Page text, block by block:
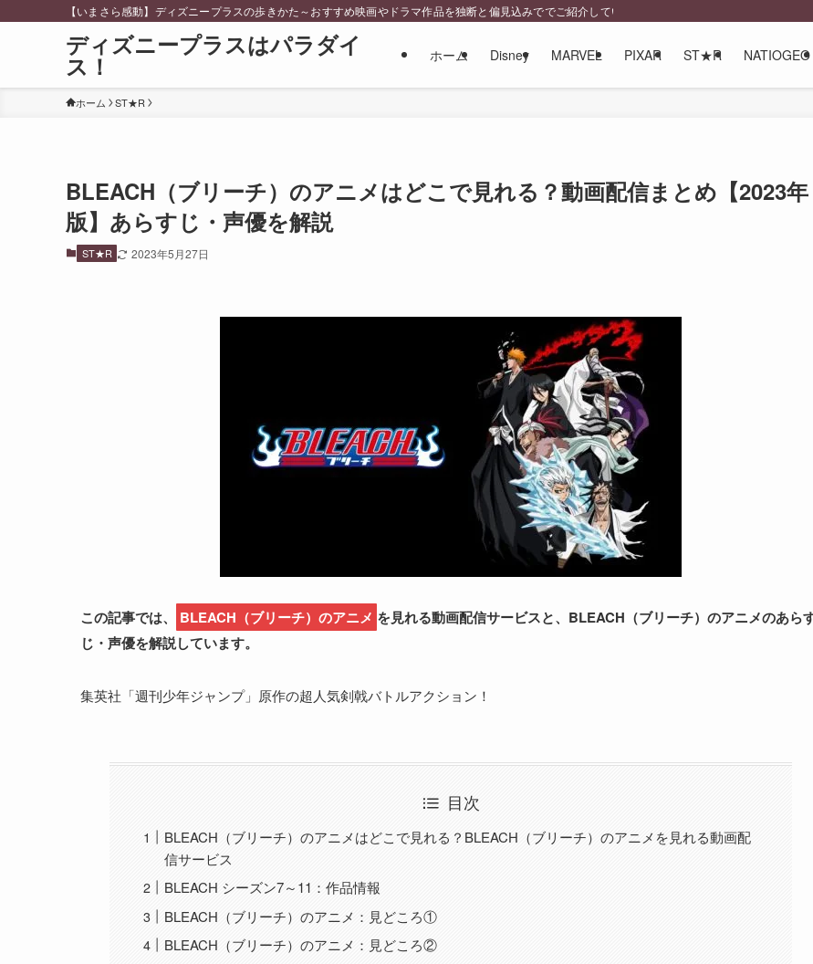
【いまさら感動】ディズニープラスの歩きかた～おすすめ映画やドラマ作品を独断と偏見込みででご紹介しています^^汗
ディズニープラスはパラダイ
ス！ ホーム Disney MARVEL PIXAR ST★R NATIOGEO
ホーム ST★R
BLEACH（ブリーチ）のアニメはどこで見れる？動画配信まとめ【2023年
版】あらすじ・声優を解説
ST★R 2023年5月27日
この記事では、 BLEACH（ブリーチ）のアニメ を見れる動画配信サービスと、BLEACH（ブリーチ）のアニメのあら
じ・声優を解説しています。
集英社「週刊少年ジャンプ」原作の超人気剣戟バトルアクション！
目次
BLEACH（ブリーチ）のアニメはどこで見れる？BLEACH（ブリーチ）のアニメを見れる動画配
信サービス
BLEACH シーズン7～11：作品情報
BLEACH（ブリーチ）のアニメ：見どころ①
BLEACH（ブリーチ）のアニメ：見どころ②